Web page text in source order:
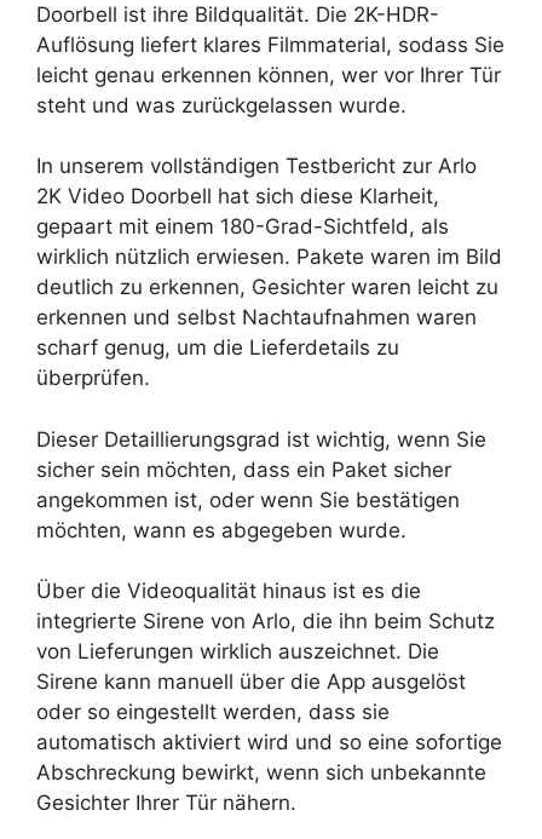
Doorbell ist ihre Bildqualität. Die 2K-HDR-
Auflösung liefert klares Filmmaterial, sodass Sie
leicht genau erkennen können, wer vor Ihrer Tür
steht und was zurückgelassen wurde.
In unserem vollständigen Testbericht zur Arlo
2K Video Doorbell hat sich diese Klarheit,
gepaart mit einem 180-Grad-Sichtfeld, als
wirklich nützlich erwiesen. Pakete waren im Bild
deutlich zu erkennen, Gesichter waren leicht zu
erkennen und selbst Nachtaufnahmen waren
scharf genug, um die Lieferdetails zu
überprüfen.
Dieser Detaillierungsgrad ist wichtig, wenn Sie
sicher sein möchten, dass ein Paket sicher
angekommen ist, oder wenn Sie bestätigen
möchten, wann es abgegeben wurde.
Über die Videoqualität hinaus ist es die
integrierte Sirene von Arlo, die ihn beim Schutz
von Lieferungen wirklich auszeichnet. Die
Sirene kann manuell über die App ausgelöst
oder so eingestellt werden, dass sie
automatisch aktiviert wird und so eine sofortige
Abschreckung bewirkt, wenn sich unbekannte
Gesichter Ihrer Tür nähern.